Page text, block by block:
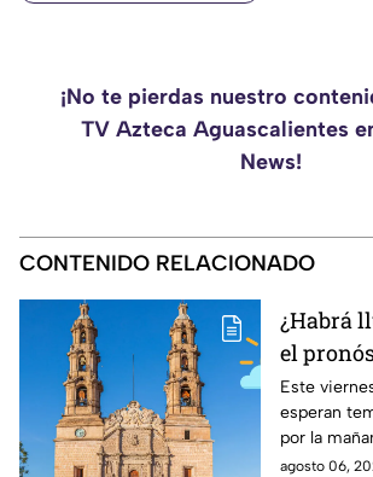
¡No te pierdas nuestro
TV Azteca Aguascalientes
News!
CONTENIDO RELACIONADO
¿Habrá
el
en
viernes
Este
esperan
por la
templado a
agosto 06,